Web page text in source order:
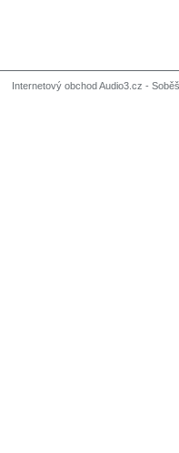
Internetový obchod Audio3.cz -